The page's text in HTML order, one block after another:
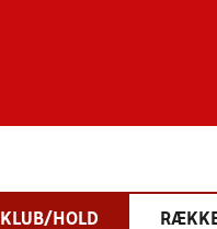
KLUB/HOLD